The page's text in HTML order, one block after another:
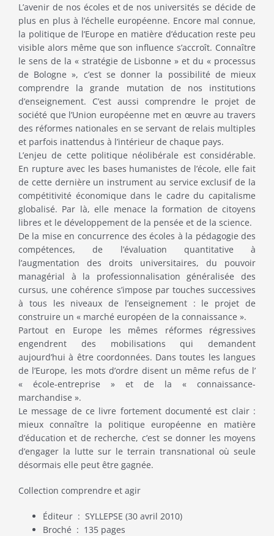
7.00€.
3.00€.
L’avenir de nos écoles et de nos universités se décide de
plus en plus à l’échelle européenne. Encore mal connue,
la politique de l’Europe en matière d’éducation reste peu
visible alors même que son influence s’accroît. Connaître
le sens de la « stratégie de Lisbonne » et du « processus
de Bologne », c’est se donner la possibilité de mieux
comprendre la grande mutation de nos institutions
d’enseignement. C’est aussi comprendre le projet de
société que l’Union européenne met en œuvre au travers
des réformes nationales en se servant de relais multiples
et parfois inattendus à l’intérieur de chaque pays.
L’enjeu de cette politique néolibérale est considérable.
En rupture avec les bases humanistes de l’école, elle fait
de cette dernière un instrument au service exclusif de la
compétitivité économique dans le cadre du capitalisme
globalisé. Par là, elle menace la formation de citoyens
libres et le développement de la pensée et de la science.
De la mise en concurrence des écoles à la pédagogie des
compétences, de l’évaluation quantitative à
l’augmentation des droits universitaires, du pouvoir
managérial à la professionnalisation généralisée des
cursus, une cohérence s’impose par touches successives
à tous les niveaux de l’enseignement : le projet de
construire un « marché européen de la connaissance ».
Partout en Europe les mêmes réformes régressives
engendrent des mobilisations qui demandent
aujourd’hui à être coordonnées. Dans toutes les langues
de l’Europe, les mots d’ordre disent un même refus de l’
« école-entreprise » et de la « connaissance-
marchandise ».
Le message de ce livre fortement documenté est clair :
mieux connaître la politique européenne en matière
d’éducation et de recherche, c’est se donner les moyens
d’engager la lutte sur le terrain transnational où seule
désormais elle peut être gagnée.
Collection comprendre et agir
Éditeur ‏ : ‎ SYLLEPSE (30 avril 2010)
Broché ‏ : ‎ 135 pages